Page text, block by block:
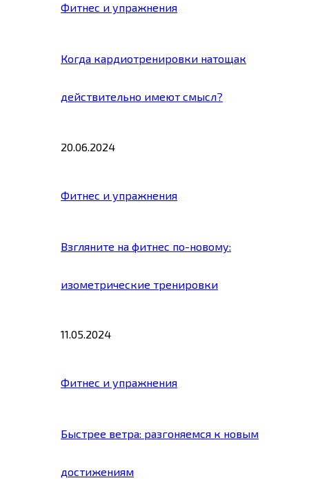
Фитнес и упражнения
Когда кардиотренировки натощак
действительно имеют смысл?
20.06.2024
Фитнес и упражнения
Взгляните на фитнес по-новому:
изометрические тренировки
11.05.2024
Фитнес и упражнения
Быстрее ветра: разгоняемся к новым
достижениям